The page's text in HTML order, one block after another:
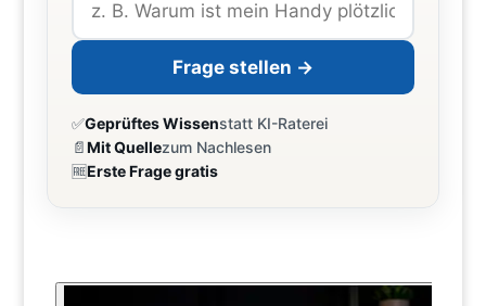
Frage stellen →
✅Geprüftes Wissenstatt KI-Raterei
📄Mit Quellezum Nachlesen
🆓Erste Frage gratis